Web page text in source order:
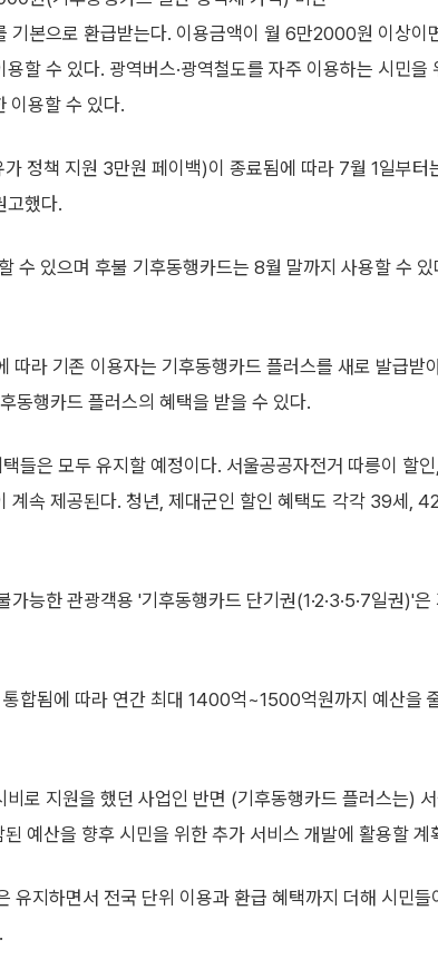
기본으로 환급받는다. 이용금액이 월 6만2000원 이상이
할 수 있다. 광역버스·광역철도를 자주 이용하는 시민을
이용할 수 있다.
정책 지원 3만원 페이백)이 종료됨에 따라 7월 1일부터
고했다.
수 있으며 후불 기후동행카드는 8월 말까지 사용할 수 있
따라 기존 이용자는 기후동행카드 플러스를 새로 발급받
동행카드 플러스의 혜택을 받을 수 있다.
들은 모두 유지할 예정이다. 서울공공자전거 따릉이 할인
계속 제공된다. 청년, 제대군인 할인 혜택도 각각 39세,
능한 관광객용 '기후동행카드 단기권(1·2·3·5·7일권)'
합됨에 따라 연간 최대 1400억~1500억원까지 예산을
로 지원을 했던 사업인 반면 (기후동행카드 플러스는)
예산을 향후 시민을 위한 추가 서비스 개발에 활용할 계
유지하면서 전국 단위 이용과 환급 혜택까지 더해 시민